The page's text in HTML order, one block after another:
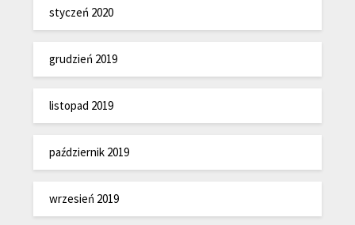
styczeń 2020
grudzień 2019
listopad 2019
październik 2019
wrzesień 2019